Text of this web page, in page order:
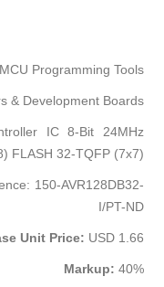
MCU Programming Tools
& Development Boards
IC 8-Bit 24MHz
FLASH 32-TQFP (7x7)
150-AVR128DB32-
I/PT-ND
Unit Price: USD 1.66
Markup: 40%